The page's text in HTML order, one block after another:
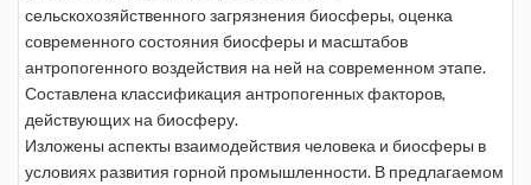
сельскохозяйственного загрязнения биосферы, оценка
современного состояния биосферы и масштабов
антропогенного воздействия на ней на современном этапе.
Составлена классификация антропогенных факторов,
действующих на биосферу.
Изложены аспекты взаимодействия человека и биосферы в
условиях развития горной промышленности. В предлагаемом